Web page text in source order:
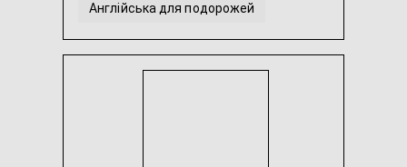
Англійська для подорожей
Англійська мова для молодших школярів